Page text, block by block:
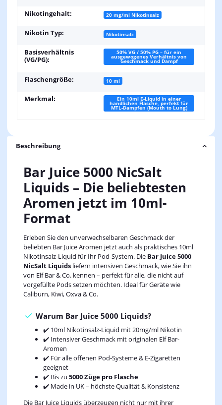
Nikotingehalt: 20 mg/ml Nikotinsalz
Nikotin Typ: Nikotinsalz
Basisverhältnis
(VG/PG):
50% VG / 50% PG – für ein
ausgewogenes Verhältnis von
Geschmack und Dampf
Flaschengröße: 10 ml
Merkmal: Ein 10ml E-Liquid in einer
handlichen Flasche, perfekt für
MTL-Dampfen (Mouth to Lung)
Beschreibung
Bar Juice 5000 NicSalt
Liquids – Die beliebtesten
Aromen jetzt im 10ml-
Format
Erleben Sie den unverwechselbaren Geschmack der
beliebten Bar Juice Aromen jetzt auch als praktisches 10ml
Nikotinsalz-Liquid für Ihr Pod-System. Die Bar Juice 5000
NicSalt Liquidsliefern intensiven Geschmack, wie Sie ihn
von Elf Bar & Co. kennen – perfekt für alle, die nicht auf
vorgefüllte Pods setzen möchten. Ideal für Geräte wie
Caliburn, Kiwi, Oxva & Co.
Warum Bar Juice 5000 Liquids?
✔️ 10ml Nikotinsalz-Liquid mit 20mg/ml Nikotin
✔️ Intensiver Geschmack mit originalen Elf Bar-
Aromen
✔️ Für alle offenen Pod-Systeme & E-Zigaretten
geeignet
✔️ Bis zu 5000 Züge pro Flasche
✔️ Made in UK – höchste Qualität & Konsistenz
Die Bar Juice Liquids überzeugen nicht nur mit ihrer